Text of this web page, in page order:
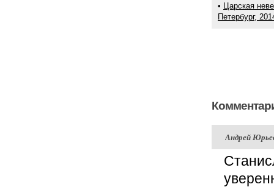
•
Царская
Петербург,
Андрей